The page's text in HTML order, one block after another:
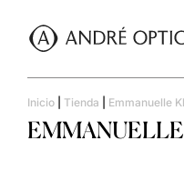
Inicio Tienda Emmanuelle